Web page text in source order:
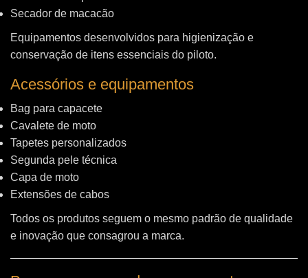
Secador de macacão
Equipamentos desenvolvidos para higienização e
conservação de itens essenciais do piloto.
Acessórios e equipamentos
Bag para capacete
Cavalete de moto
Tapetes personalizados
Segunda pele técnica
Capa de moto
Extensões de cabos
Todos os produtos seguem o mesmo padrão de qualidade
e inovação que consagrou a marca.